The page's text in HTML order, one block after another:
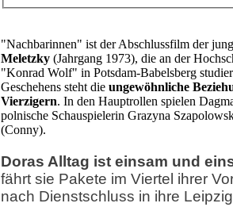
"Nachbarinnen" ist der Abschlussfilm der
Meletzky (Jahrgang 1973), die an der
"Konrad Wolf" in Potsdam-Babelsberg
Geschehens steht die ungewöhnliche
Vierzigern. In den Hauptrollen spielen
polnische Schauspielerin Grazyna
(Conny).
Doras Alltag ist einsam und
fährt sie Pakete im Viertel ihrer
nach Dienstschluss in ihre